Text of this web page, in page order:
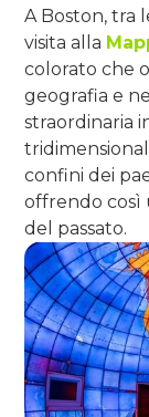
A Boston, tra
visita alla
colorato che
geografia e
straordinaria
confini dei
offrendo così
del passato.